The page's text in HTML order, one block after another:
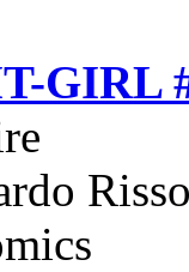
GIRL